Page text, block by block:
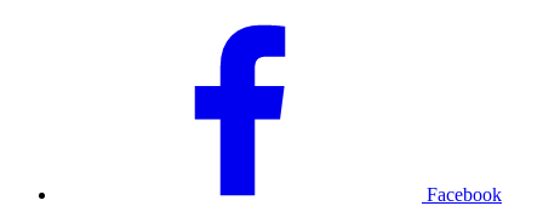
Facebook